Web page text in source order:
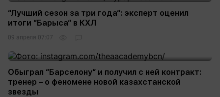
“Лучший сезон за три года“: эксперт оценил
итоги “Барыса“ в КХЛ
09 апреля 07:07
Обыграл “Барселону“ и получил с ней контракт:
тренер – о феномене новой казахстанской
звезды